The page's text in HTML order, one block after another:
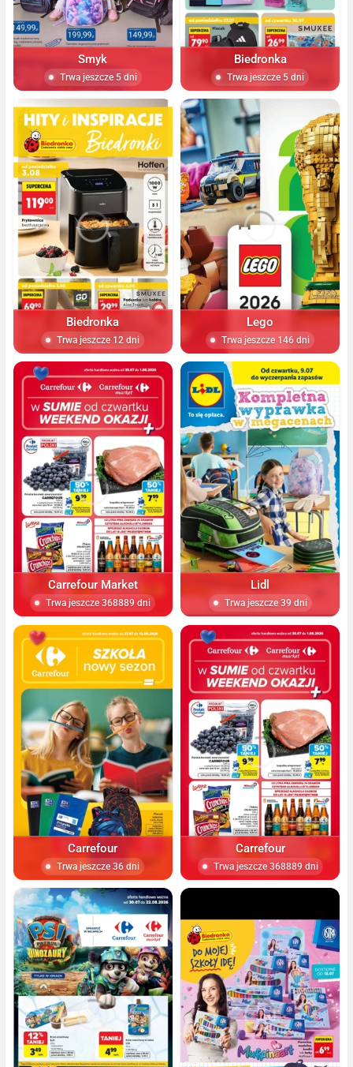
Smyk
Trwa jeszcze 5 dni
Biedronka
Trwa jeszcze 5 dni
Biedronka
Trwa jeszcze 12 dni
Lego
Trwa jeszcze 146 dni
Carrefour Market
Trwa jeszcze 368889 dni
Lidl
Trwa jeszcze 39 dni
Carrefour
Trwa jeszcze 36 dni
Carrefour
Trwa jeszcze 368889 dni